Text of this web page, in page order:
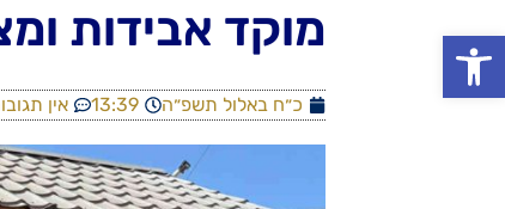
פתח סרגל נגישות מוקד אבידות
כ״ח באלול תשפ״ה 13:39 אין